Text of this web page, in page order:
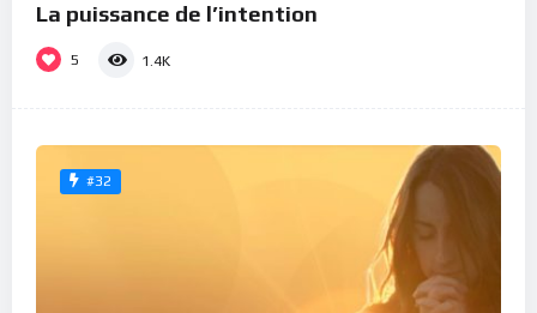
La puissance de l’intention
5 1.4K
#32